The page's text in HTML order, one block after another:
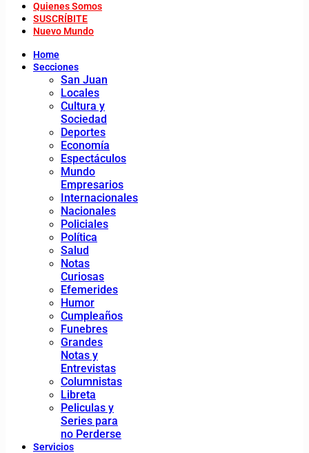
Quienes Somos
SUSCRÍBITE
Nuevo Mundo
Home
Secciones
San Juan
Locales
Cultura y
Sociedad
Deportes
Economía
Espectáculos
Mundo
Empresarios
Internacionales
Nacionales
Policiales
Política
Salud
Notas
Curiosas
Efemerides
Humor
Cumpleaños
Funebres
Grandes
Notas y
Entrevistas
Columnistas
Libreta
Peliculas y
Series para
no Perderse
Servicios